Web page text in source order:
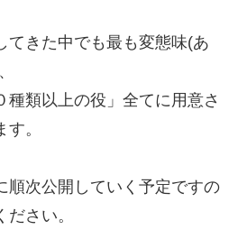
てきた中でも最も変態味(あ
種類以上の役」全てに用意さ
。
順次公開していく予定ですの
さい。